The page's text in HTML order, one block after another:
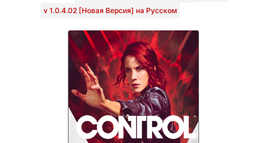
v 1.0.4.02 [Новая Версия] на Русском